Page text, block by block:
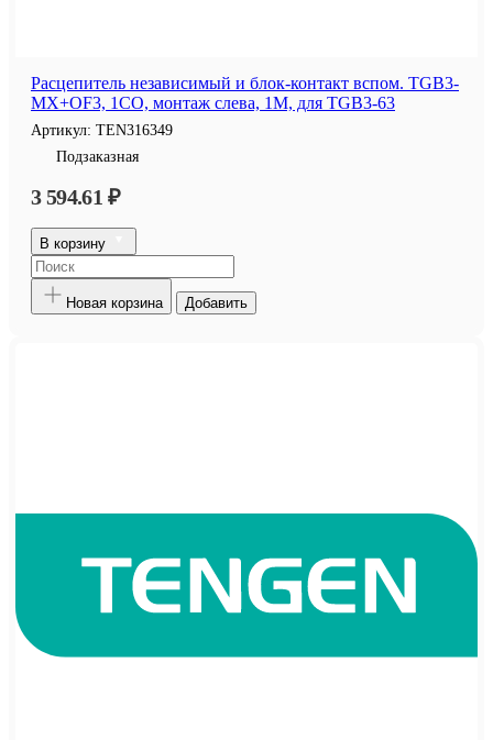
Расцепитель независимый и блок-контакт вспом. TGB3-
MX+OF3, 1CO, монтаж слева, 1M, для TGB3-63
Артикул: TEN316349
Подзаказная
3 594.61 ₽
В корзину
Новая корзина Добавить